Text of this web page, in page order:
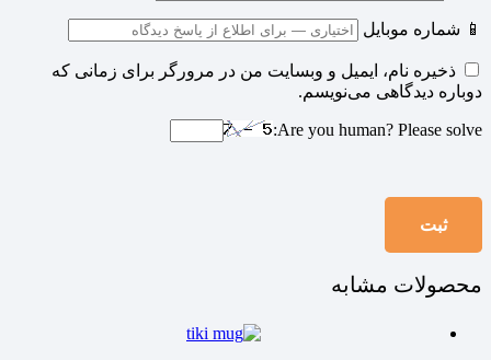
📱 شماره موبایل
ذخیره نام، ایمیل و وبسایت من در مرورگر برای زمانی که
دوباره دیدگاهی می‌نویسم.
Are you human? Please solve:
محصولات مشابه